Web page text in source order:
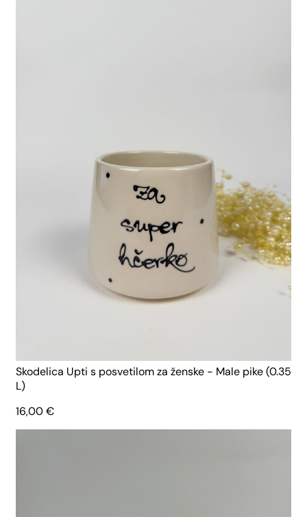
Skodelica Upti s posvetilom za ženske - Male pike (0.35
L)
16,00€